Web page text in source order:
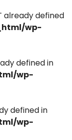
already defined
wp-
defined in
wp-
defined in
wp-